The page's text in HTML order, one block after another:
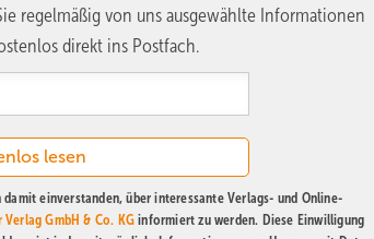
regelmäßig von uns ausgewählte Informationen
direkt ins Postfach.
einverstanden, über interessante Verlags- und Online-
GmbH & Co. KG informiert zu werden. Diese Einwilligung